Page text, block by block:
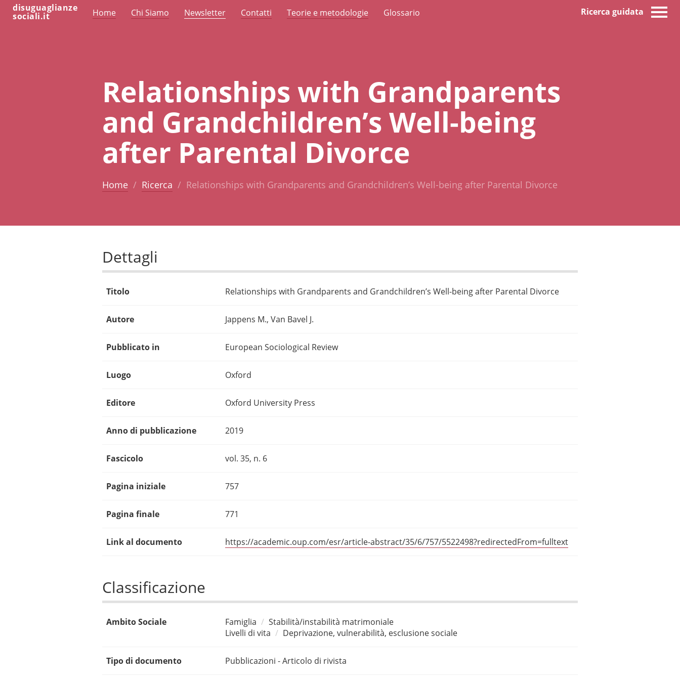
disuguaglianze
sociali.it Home Chi Siamo Newsletter Contatti Teorie e metodologie Glossario Ricerca guidata
Relationships with Grandparents
and Grandchildren’s Well-being
after Parental Divorce
Home Ricerca Relationships with Grandparents and Grandchildren’s Well-being after Parental Divorce
Dettagli
Titolo Relationships with Grandparents and Grandchildren’s Well-being after Parental Divorce
Autore Jappens M., Van Bavel J.
Pubblicato in European Sociological Review
Luogo Oxford
Editore Oxford University Press
Anno di pubblicazione 2019
Fascicolo vol. 35, n. 6
Pagina iniziale 757
Pagina finale 771
Link al documento https://academic.oup.com/esr/article-abstract/35/6/757/5522498?redirectedFrom=fulltext
Classificazione
Ambito Sociale Famiglia
Stabilità/instabilità matrimoniale
Livelli di vita
Deprivazione, vulnerabilità, esclusione sociale
Tipo di documento Pubblicazioni - Articolo di rivista